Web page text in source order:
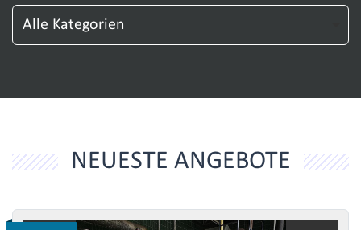
Alle Kategorien
NEUESTE ANGEBOTE